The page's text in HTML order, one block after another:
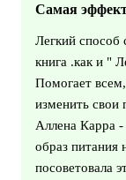
Самая
Легкий способ
книга .как и "
Помогает всем,
изменить
Аллена Карра -
образ
посоветовала